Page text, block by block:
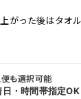
がった後はタオ
も選択可能
日・時間帯指定OK